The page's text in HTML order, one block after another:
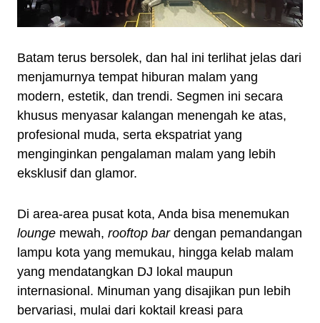
Batam terus bersolek, dan hal ini terlihat jelas dari
menjamurnya tempat hiburan malam yang
modern, estetik, dan trendi. Segmen ini secara
khusus menyasar kalangan menengah ke atas,
profesional muda, serta ekspatriat yang
menginginkan pengalaman malam yang lebih
eksklusif dan glamor.
Di area-area pusat kota, Anda bisa menemukan
lounge mewah, rooftop bardengan pemandangan
lampu kota yang memukau, hingga kelab malam
yang mendatangkan DJ lokal maupun
internasional. Minuman yang disajikan pun lebih
bervariasi, mulai dari koktail kreasi para